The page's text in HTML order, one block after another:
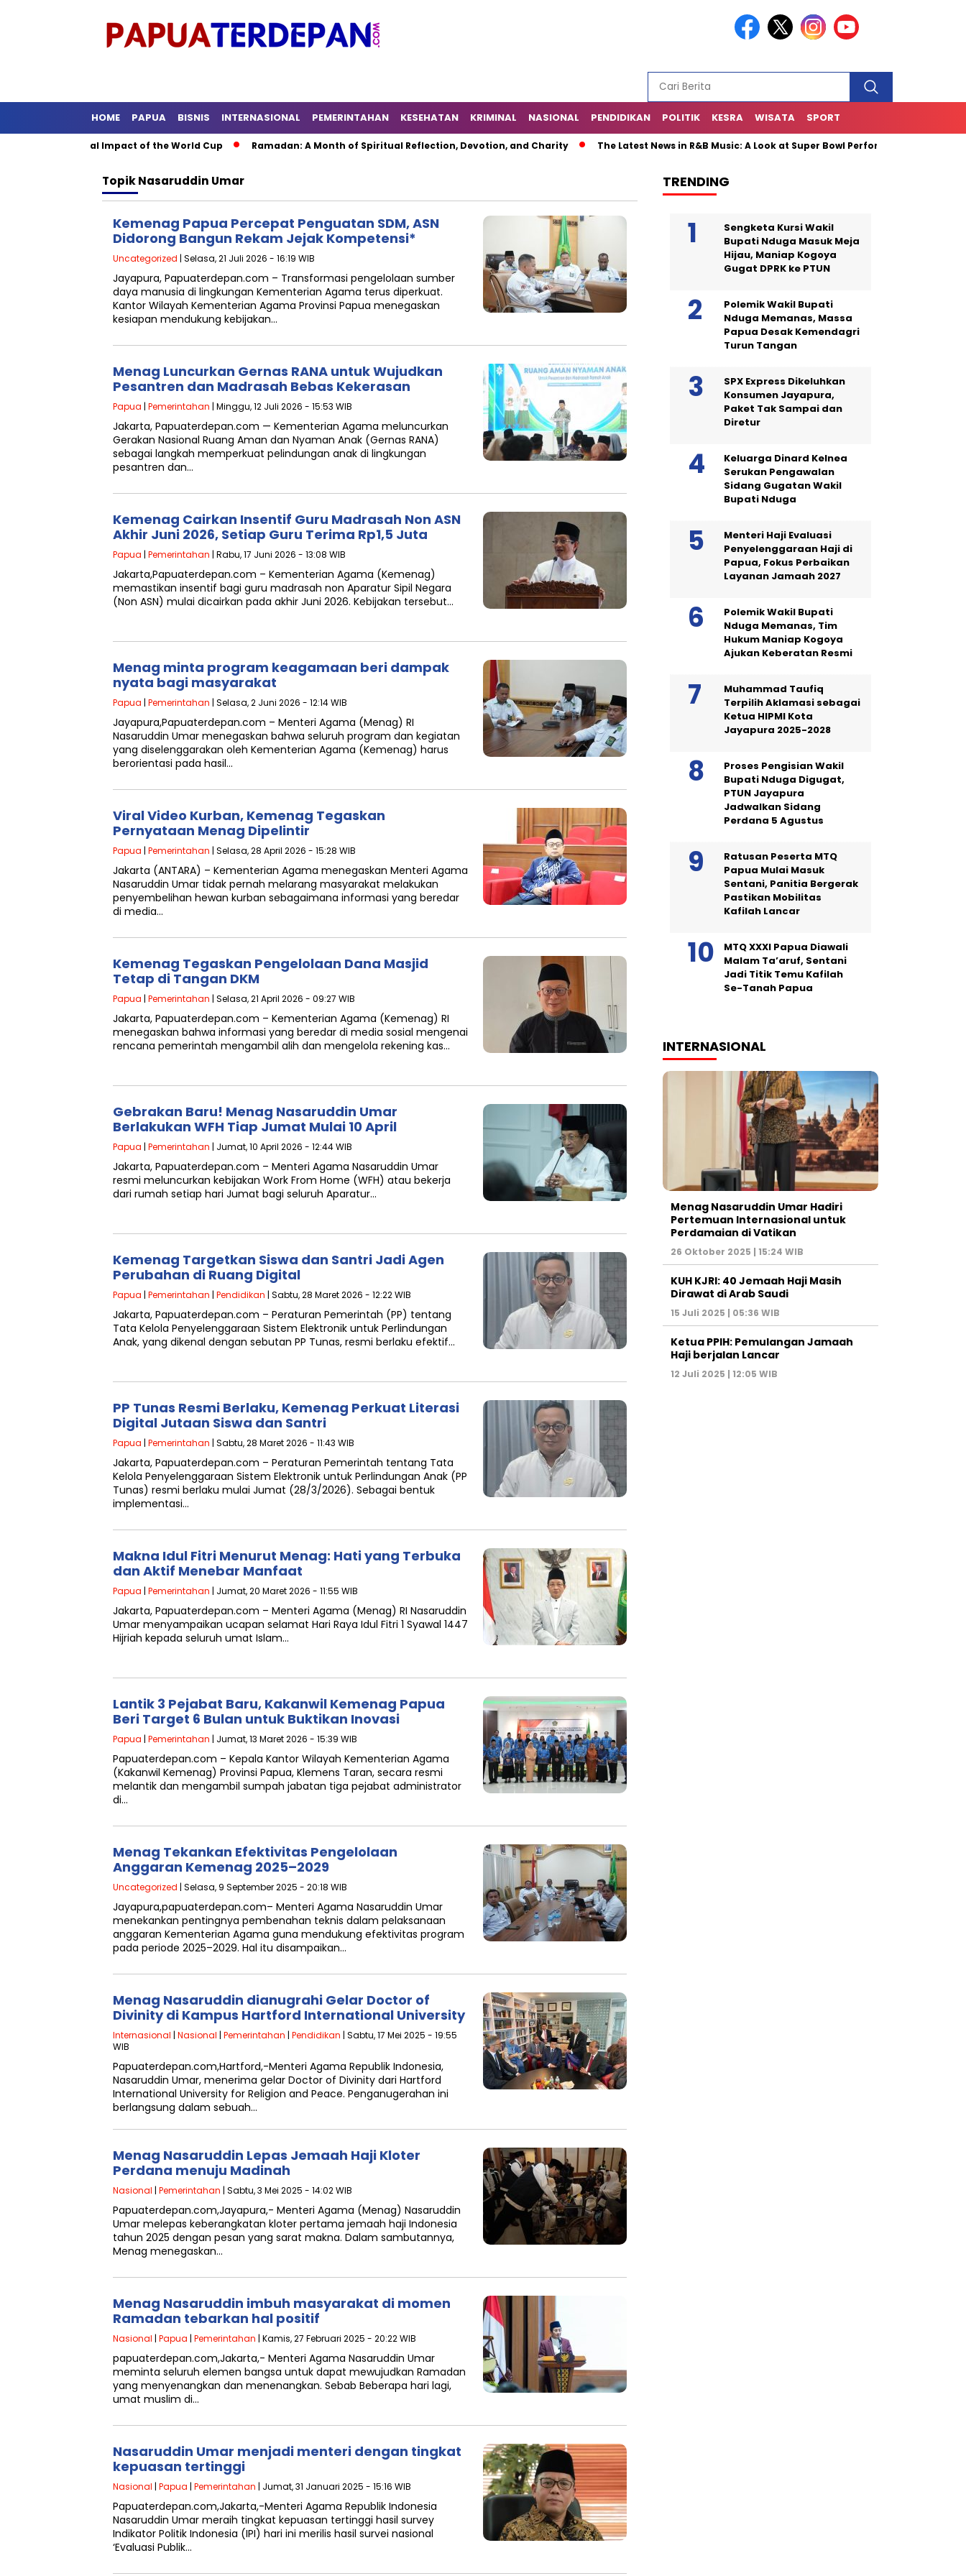
HOME PAPUA BISNIS INTERNASIONAL PEMERINTAHAN KESEHATAN KRIMINAL NASIONAL PENDIDIKAN POLITIK KESRA WISATA SPORT
The Global Impact of the World Cup Ramadan: A Month of Spiritual Reflection, Devotion, and Charity The Latest News in R&B Music: A Look at Super Bowl Performances, New Albums,
TopikNasaruddin Umar
Kemenag Papua Percepat Penguatan SDM, ASN
Didorong Bangun Rekam Jejak Kompetensi*
Uncategorized | Selasa, 21 Juli 2026 - 16:19 WIB
Jayapura, Papuaterdepan.com – Transformasi pengelolaan sumber
daya manusia di lingkungan Kementerian Agama terus diperkuat.
Kantor Wilayah Kementerian Agama Provinsi Papua menegaskan
kesiapan mendukung kebijakan…
Menag Luncurkan Gernas RANA untuk Wujudkan
Pesantren dan Madrasah Bebas Kekerasan
Papua | Pemerintahan | Minggu, 12 Juli 2026 - 15:53 WIB
Jakarta, Papuaterdepan.com — Kementerian Agama meluncurkan
Gerakan Nasional Ruang Aman dan Nyaman Anak (Gernas RANA)
sebagai langkah memperkuat pelindungan anak di lingkungan
pesantren dan…
Kemenag Cairkan Insentif Guru Madrasah Non ASN
Akhir Juni 2026, Setiap Guru Terima Rp1,5 Juta
Papua | Pemerintahan | Rabu, 17 Juni 2026 - 13:08 WIB
Jakarta,Papuaterdepan.com – Kementerian Agama (Kemenag)
memastikan insentif bagi guru madrasah non Aparatur Sipil Negara
(Non ASN) mulai dicairkan pada akhir Juni 2026. Kebijakan tersebut…
Menag minta program keagamaan beri dampak
nyata bagi masyarakat
Papua | Pemerintahan | Selasa, 2 Juni 2026 - 12:14 WIB
Jayapura,Papuaterdepan.com – Menteri Agama (Menag) RI
Nasaruddin Umar menegaskan bahwa seluruh program dan kegiatan
yang diselenggarakan oleh Kementerian Agama (Kemenag) harus
berorientasi pada hasil…
Viral Video Kurban, Kemenag Tegaskan
Pernyataan Menag Dipelintir
Papua | Pemerintahan | Selasa, 28 April 2026 - 15:28 WIB
Jakarta (ANTARA) – Kementerian Agama menegaskan Menteri Agama
Nasaruddin Umar tidak pernah melarang masyarakat melakukan
penyembelihan hewan kurban sebagaimana informasi yang beredar
di media…
Kemenag Tegaskan Pengelolaan Dana Masjid
Tetap di Tangan DKM
Papua | Pemerintahan | Selasa, 21 April 2026 - 09:27 WIB
Jakarta, Papuaterdepan.com – Kementerian Agama (Kemenag) RI
menegaskan bahwa informasi yang beredar di media sosial mengenai
rencana pemerintah mengambil alih dan mengelola rekening kas…
Gebrakan Baru! Menag Nasaruddin Umar
Berlakukan WFH Tiap Jumat Mulai 10 April
Papua | Pemerintahan | Jumat, 10 April 2026 - 12:44 WIB
Jakarta, Papuaterdepan.com – Menteri Agama Nasaruddin Umar
resmi meluncurkan kebijakan Work From Home (WFH) atau bekerja
dari rumah setiap hari Jumat bagi seluruh Aparatur…
Kemenag Targetkan Siswa dan Santri Jadi Agen
Perubahan di Ruang Digital
Papua | Pemerintahan | Pendidikan | Sabtu, 28 Maret 2026 - 12:22 WIB
Jakarta, Papuaterdepan.com – Peraturan Pemerintah (PP) tentang
Tata Kelola Penyelenggaraan Sistem Elektronik untuk Perlindungan
Anak, yang dikenal dengan sebutan PP Tunas, resmi berlaku efektif…
PP Tunas Resmi Berlaku, Kemenag Perkuat Literasi
Digital Jutaan Siswa dan Santri
Papua | Pemerintahan | Sabtu, 28 Maret 2026 - 11:43 WIB
Jakarta, Papuaterdepan.com – Peraturan Pemerintah tentang Tata
Kelola Penyelenggaraan Sistem Elektronik untuk Perlindungan Anak (PP
Tunas) resmi berlaku mulai Jumat (28/3/2026). Sebagai bentuk
implementasi…
Makna Idul Fitri Menurut Menag: Hati yang Terbuka
dan Aktif Menebar Manfaat
Papua | Pemerintahan | Jumat, 20 Maret 2026 - 11:55 WIB
Jakarta, Papuaterdepan.com – Menteri Agama (Menag) RI Nasaruddin
Umar menyampaikan ucapan selamat Hari Raya Idul Fitri 1 Syawal 1447
Hijriah kepada seluruh umat Islam…
Lantik 3 Pejabat Baru, Kakanwil Kemenag Papua
Beri Target 6 Bulan untuk Buktikan Inovasi
Papua | Pemerintahan | Jumat, 13 Maret 2026 - 15:39 WIB
Papuaterdepan.com – Kepala Kantor Wilayah Kementerian Agama
(Kakanwil Kemenag) Provinsi Papua, Klemens Taran, secara resmi
melantik dan mengambil sumpah jabatan tiga pejabat administrator
di…
Menag Tekankan Efektivitas Pengelolaan
Anggaran Kemenag 2025–2029
Uncategorized | Selasa, 9 September 2025 - 20:18 WIB
Jayapura,papuaterdepan.com– Menteri Agama Nasaruddin Umar
menekankan pentingnya pembenahan teknis dalam pelaksanaan
anggaran Kementerian Agama guna mendukung efektivitas program
pada periode 2025–2029. Hal itu disampaikan…
Menag Nasaruddin dianugrahi Gelar Doctor of
Divinity di Kampus Hartford International University
Internasional | Nasional | Pemerintahan | Pendidikan | Sabtu, 17 Mei 2025 - 19:55
WIB
Papuaterdepan.com,Hartford,-Menteri Agama Republik Indonesia,
Nasaruddin Umar, menerima gelar Doctor of Divinity dari Hartford
International University for Religion and Peace. Penganugerahan ini
berlangsung dalam sebuah…
Menag Nasaruddin Lepas Jemaah Haji Kloter
Perdana menuju Madinah
Nasional | Pemerintahan | Sabtu, 3 Mei 2025 - 14:02 WIB
Papuaterdepan.com,Jayapura,- Menteri Agama (Menag) Nasaruddin
Umar melepas keberangkatan kloter pertama jemaah haji Indonesia
tahun 2025 dengan pesan yang sarat makna. Dalam sambutannya,
Menag menegaskan…
Menag Nasaruddin imbuh masyarakat di momen
Ramadan tebarkan hal positif
Nasional | Papua | Pemerintahan | Kamis, 27 Februari 2025 - 20:22 WIB
papuaterdepan.com,Jakarta,- Menteri Agama Nasaruddin Umar
meminta seluruh elemen bangsa untuk dapat mewujudkan Ramadan
yang menyenangkan dan menenangkan. Sebab Beberapa hari lagi,
umat muslim di…
Nasaruddin Umar menjadi menteri dengan tingkat
kepuasan tertinggi
Nasional | Papua | Pemerintahan | Jumat, 31 Januari 2025 - 15:16 WIB
Papuaterdepan.com,Jakarta,-Menteri Agama Republik Indonesia
Nasaruddin Umar meraih tingkat kepuasan tertinggi hasil survey
Indikator Politik Indonesia (IPI) hari ini merilis hasil survei nasional
‘Evaluasi Publik…
TRENDING
Sengketa Kursi Wakil
Bupati Nduga Masuk Meja
Hijau, Maniap Kogoya
Gugat DPRK ke PTUN
Polemik Wakil Bupati
Nduga Memanas, Massa
Papua Desak Kemendagri
Turun Tangan
SPX Express Dikeluhkan
Konsumen Jayapura,
Paket Tak Sampai dan
Diretur
Keluarga Dinard Kelnea
Serukan Pengawalan
Sidang Gugatan Wakil
Bupati Nduga
Menteri Haji Evaluasi
Penyelenggaraan Haji di
Papua, Fokus Perbaikan
Layanan Jamaah 2027
Polemik Wakil Bupati
Nduga Memanas, Tim
Hukum Maniap Kogoya
Ajukan Keberatan Resmi
Muhammad Taufiq
Terpilih Aklamasi sebagai
Ketua HIPMI Kota
Jayapura 2025-2028
Proses Pengisian Wakil
Bupati Nduga Digugat,
PTUN Jayapura
Jadwalkan Sidang
Perdana 5 Agustus
Ratusan Peserta MTQ
Papua Mulai Masuk
Sentani, Panitia Bergerak
Pastikan Mobilitas
Kafilah Lancar
MTQ XXXI Papua Diawali
Malam Ta’aruf, Sentani
Jadi Titik Temu Kafilah
Se-Tanah Papua
INTERNASIONAL
Menag Nasaruddin Umar Hadiri
Pertemuan Internasional untuk
Perdamaian di Vatikan
26 Oktober 2025 | 15:24 WIB
KUH KJRI: 40 Jemaah Haji Masih
Dirawat di Arab Saudi
15 Juli 2025 | 05:36 WIB
Ketua PPIH: Pemulangan Jamaah
Haji berjalan Lancar
12 Juli 2025 | 12:05 WIB